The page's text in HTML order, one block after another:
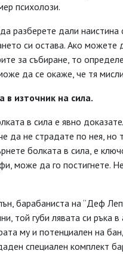
психолози.
разберете дали
си остава. Ако
за събиране, то
да се окаже, че тя
източник на сила.
в сила е явно
да не страдате по нея, но
болката в сила, е
може да го постигнете.
барабаниста на “Деф
той губи лявата си ръка
му и потенциален на
специален комплект